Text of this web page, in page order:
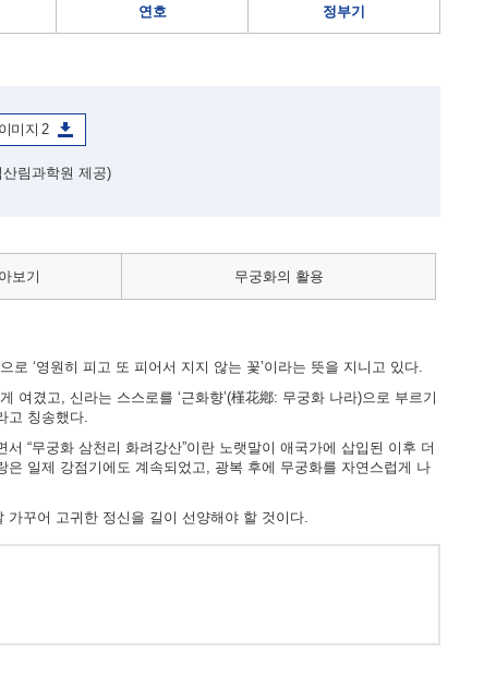
연호 정부기
미지 2
산림과학원 제공)
보기 무궁화의 활용
‘영원히 피고 또 피어서 지지 않는 꽃’이라는 뜻을 지니고 있다.
겼고, 신라는 스스로를 ‘근화향’(槿花鄕: 무궁화 나라)으로 부르기
고 칭송했다.
“무궁화 삼천리 화려강산”이란 노랫말이 애국가에 삽입된 이후 더
일제 강점기에도 계속되었고, 광복 후에 무궁화를 자연스럽게 나
꾸어 고귀한 정신을 길이 선양해야 할 것이다.